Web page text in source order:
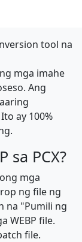
tool na
mga imahe
Ang
ay 100%
sa PCX?
mga
ng file ng
na "Pumili ng
WEBP file.
file.